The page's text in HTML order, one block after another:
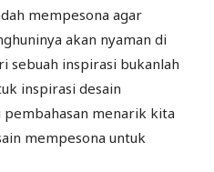
mempesona agar
akan nyaman di
sebuah inspirasi bukanlah
inspirasi desain
menarik kita
mempesona untuk